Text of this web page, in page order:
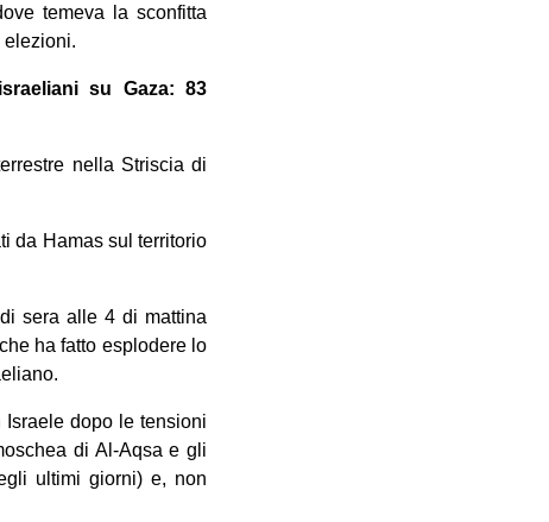
temeva la sconfitta
elezioni.
su Gaza: 83
nella Striscia di
da Hamas sul territorio
sera alle 4 di mattina
ha fatto esplodere lo
dopo le tensioni
di Al-Aqsa e gli
ultimi giorni) e, non